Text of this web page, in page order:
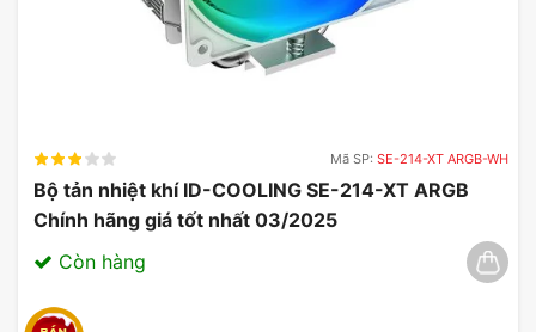
Mã SP: SE-214-XT ARGB-WH
Bộ tản nhiệt khí ID-COOLING SE-214-XT ARGB
Chính hãng giá tốt nhất 03/2025
Còn hàng